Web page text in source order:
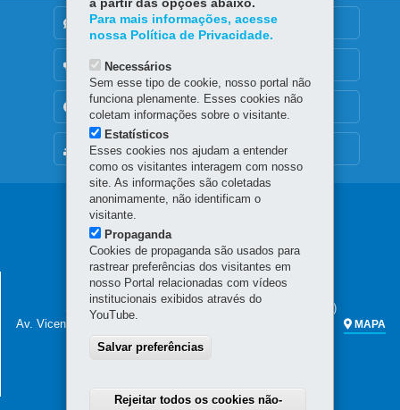
MAPA DO SITE
DENUNCIE CORRUPÇÃO
OUVIDORIA
TRANSPARÊNCIA INSTITUCIONAL
Navegação
principal
SECRETARIA DA FAZENDA
Sede administrativa (não há atendimento ao público)
Av. Vicente Machado, 445 - Centro
MAPA
Atendimento telefônico das 7h às 19h
0800 041 1528(apenas fixo)
a partir das opções abaixo.
Para mais informações, acesse
nossa Política de Privacidade.
Necessários
Sem esse tipo de cookie, nosso portal não
funciona plenamente. Esses cookies não
coletam informações sobre o visitante.
Estatísticos
Esses cookies nos ajudam a entender
como os visitantes interagem com nosso
site. As informações são coletadas
anonimamente, não identificam o
visitante.
Propaganda
Cookies de propaganda são usados para
rastrear preferências dos visitantes em
nosso Portal relacionadas com vídeos
institucionais exibidos através do
YouTube.
Salvar preferências
Rejeitar todos os cookies não-